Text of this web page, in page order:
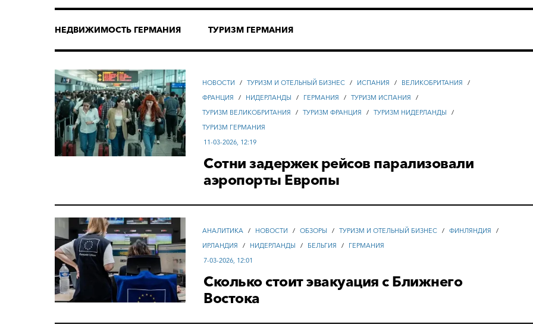
НЕДВИЖИМОСТЬ ГЕРМАНИЯ ТУРИЗМ ГЕРМАНИЯ
НОВОСТИ / ТУРИЗМ И ОТЕЛЬНЫЙ БИЗНЕС / ИСПАНИЯ / ВЕЛИКОБРИТАНИЯ
/
ФРАНЦИЯ
/ НИДЕРЛАНДЫ / ГЕРМАНИЯ / ТУРИЗМ ИСПАНИЯ
/
ТУРИЗМ ВЕЛИКОБРИТАНИЯ
/ ТУРИЗМ ФРАНЦИЯ / ТУРИЗМ НИДЕРЛАНДЫ
/
ТУРИЗМ ГЕРМАНИЯ
11-03-2026, 12:19
Сотни задержек рейсов парализовали
аэропорты Европы
АНАЛИТИКА / НОВОСТИ / ОБЗОРЫ / ТУРИЗМ И ОТЕЛЬНЫЙ БИЗНЕС / ФИНЛЯНДИЯ
/
ИРЛАНДИЯ
/ НИДЕРЛАНДЫ / БЕЛЬГИЯ /
ГЕРМАНИЯ
7-03-2026, 12:01
Сколько стоит эвакуация с Ближнего
Востока